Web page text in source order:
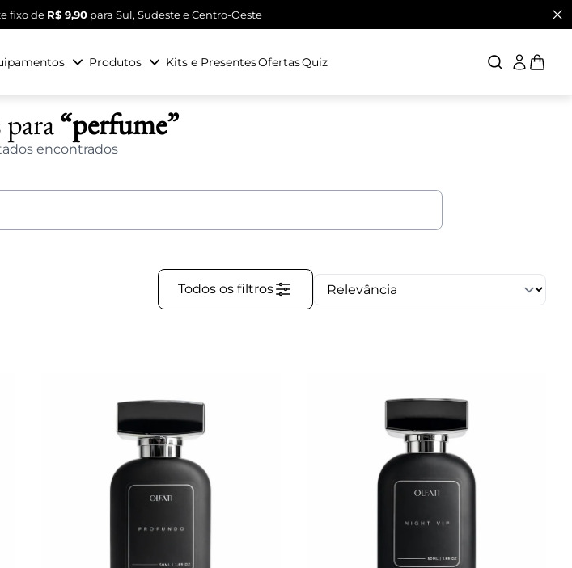
fixo de R$ 9,90 para Sul, Sudeste e Centro-Oeste
Produtos Kits e PresentesOfertasQuiz
“perfume”
encontrados
Todos os filtros